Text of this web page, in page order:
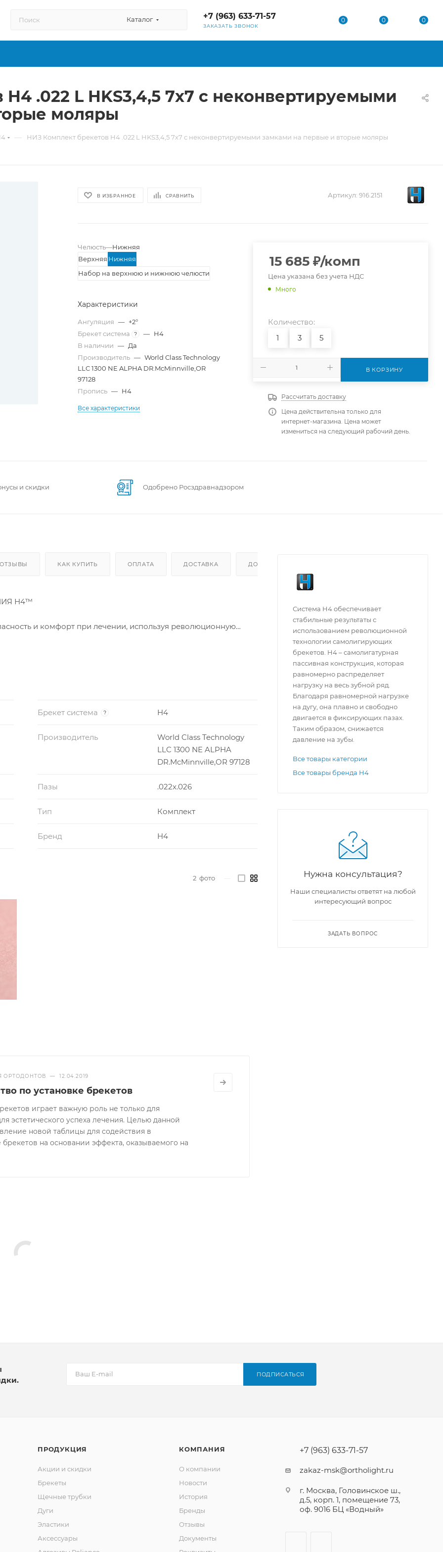
Каталог +7 (963) 633-71-57
ЗАКАЗАТЬ ЗВОНОК
0 0 0
.022 L HKS3,4,5 7х7 с неконвертируемыми
моляры
— НИЗ Комплект брекетов H4 .022 L HKS3,4,5 7х7 с неконвертируемыми замками на первые и вторые моляры
В ИЗБРАННОЕ СРАВНИТЬ Артикул: 916.2151
Челюсть—Нижняя
Верхняя Нижняя
Набор на верхнюю и нижнюю челюсти
Характеристики
Ангуляция — +2°
Брекет система
? — H4
В наличии — Да
Производитель — World Class Technology
LLC 1300 NE ALPHA DR.McMinnville,OR
97128
Пропись — H4
Все характеристики
15 685₽/комп
Цена указана без учета НДС
Много
Количество:
1
3 5
В КОРЗИНУ
Рассчитать доставку
Цена действительна только для
интернет-магазина. Цена может
измениться на следующий рабочий день.
и скидки Одобрено Росздравнадзором
КАК КУПИТЬ ОПЛАТА ДОСТАВКА ДОПОЛНИТЕЛЬНО
Н4™
и комфорт при лечении, используя революционную
случаи с полностью контролируемым и лучшим
для улучшенного 4-точечного контроля торка и ротаций.
и ранних эластиков.
обеспечивает оптимальное расположение брекета
Брекет система ? H4
Производитель
World Class Technology
LLC 1300 NE ALPHA
DR.McMinnville,OR 97128
Пазы .022x.026
Тип Комплект
Бренд H4
2 фото
ОРТОДОНТОВ — 12.04.2019
по установке брекетов
играет важную роль не только для
эстетического успеха лечения. Целью данной
новой таблицы для содействия в
брекетов на основании эффекта, оказываемого на
Система H4 обеспечивает
стабильные результаты с
использованием революционной
технологии самолигирующих
брекетов. H4 – самолигатурная
пассивная конструкция, которая
равномерно распределяет
нагрузку на весь зубной ряд.
Благодаря равномерной нагрузке
на дугу, она плавно и свободно
двигается в фиксирующих пазах.
Таким образом, снижается
давление на зубы.
Все товары категории
Все товары бренда H4
Нужна консультация?
Наши специалисты ответят на любой
интересующий вопрос
ЗАДАТЬ ВОПРОС
ПОДПИСАТЬСЯ
ПРОДУКЦИЯ
Акции и скидки
Брекеты
Щечные трубки
Дуги
Эластики
Аксессуары
КОМПАНИЯ
О компании
Новости
История
Бренды
Отзывы
Документы
+7 (963) 633-71-57
zakaz-msk@ortholight.ru
г. Москва, Головинское ш.,
д.5, корп. 1, помещение 73,
оф. 9016 БЦ «Водный»